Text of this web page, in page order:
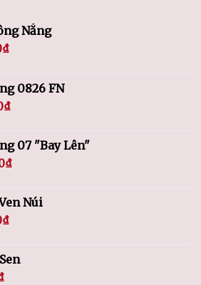
Nắng
₫
0826 FN
₫
07 "Bay Lên"
₫
Núi
₫